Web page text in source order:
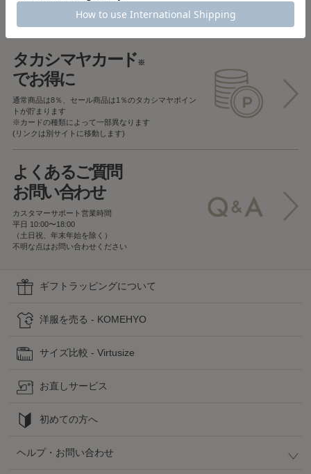
お届け後7日以内の場合
返品することが可能です
タカシマヤカード※
でお得に
通常商品は8％、セール商品は1％のタカシマヤポイン
トが貯まります
※カードの種類によって一部異なります
(リンクは別サイトに移動します)
よくあるご質問
お問い合わせ
カスタマーサポート営業時間
平日 10:00〜18:00
（土日祝、年末年始を除く）
不明な点はお問い合わせください
ギフトラッピングについて
洋服を売る - KOMEHYO
サイズ比較 - Virtusize
お直しサービス
初めての方へ
ヘルプ・お問い合わせ